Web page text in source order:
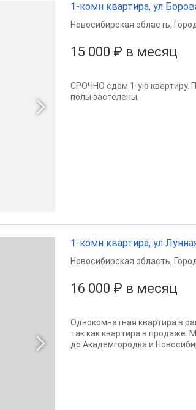
1-комн квартира, ул
15 000 ₽ в месяц
Новосибирская область,
СРОЧНО сдам 1-ую квартиру.
полы застелены.
1-комн квартира, ул
16 000 ₽ в месяц
Новосибирская область,
Однокомнaтная квaртира в
так как кваpтирa в пpoдажe.
до Академгородкa и